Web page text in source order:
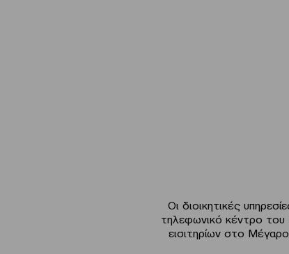
Οι διοικητικές
τηλεφωνικό κέντρο
εισιτηρίων στο